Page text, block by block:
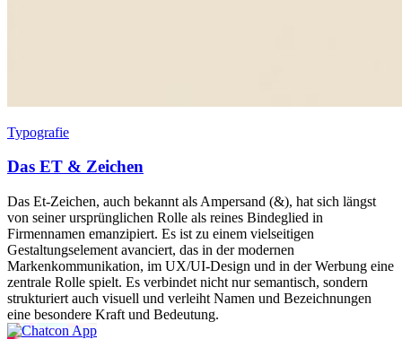
Typografie
Das ET & Zeichen
Das Et-Zeichen, auch bekannt als Ampersand (&), hat sich längst
von seiner ursprünglichen Rolle als reines Bindeglied in
Firmennamen emanzipiert. Es ist zu einem vielseitigen
Gestaltungselement avanciert, das in der modernen
Markenkommunikation, im UX/UI-Design und in der Werbung eine
zentrale Rolle spielt. Es verbindet nicht nur semantisch, sondern
strukturiert auch visuell und verleiht Namen und Bezeichnungen
eine besondere Kraft und Bedeutung.